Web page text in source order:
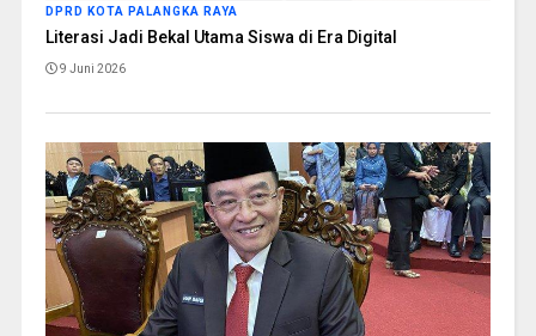
DPRD KOTA PALANGKA RAYA
Literasi Jadi Bekal Utama Siswa di Era Digital
9 Juni 2026